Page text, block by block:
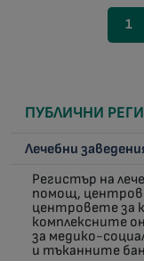
1
ПУБЛИЧНИ
Лечебни
Регистър на
помощ,
центровете за
комплексните
за медико-
и тъканните